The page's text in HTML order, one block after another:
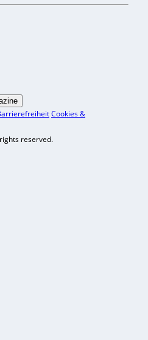
Cookies &
reserved.